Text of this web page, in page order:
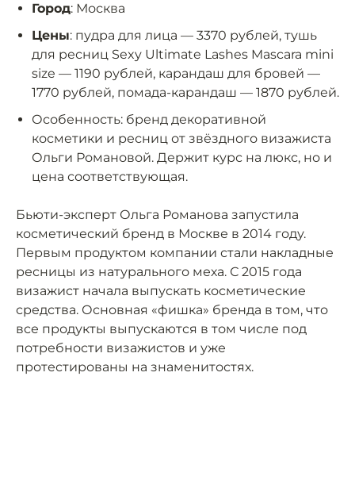
Город: Москва
Цены: пудра для лица — 3370 рублей, тушь
для ресниц Sexy Ultimate Lashes Mascara mini
size — 1190 рублей, карандаш для бровей —
1770 рублей, помада-карандаш — 1870 рублей.
Особенность: бренд декоративной
косметики и ресниц от звёздного визажиста
Ольги Романовой. Держит курс на люкс, но и
цена соответствующая.
Бьюти-эксперт Ольга Романова запустила
косметический бренд в Москве в 2014 году.
Первым продуктом компании стали накладные
ресницы из натурального меха. С 2015 года
визажист начала выпускать косметические
средства. Основная «фишка» бренда в том, что
все продукты выпускаются в том числе под
потребности визажистов и уже
протестированы на знаменитостях.